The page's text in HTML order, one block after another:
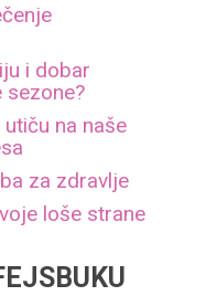
i dobar
sezone?
na naše
za zdravlje
loše strane